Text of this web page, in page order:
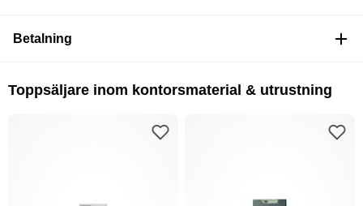
Betalning
Toppsäljare inom kontorsmaterial & utrustning